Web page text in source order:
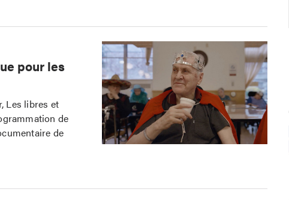
pour les
Les libres et
de
de